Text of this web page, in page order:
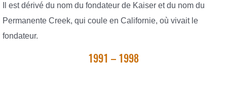
Il est dérivé du nom du fondateur de Kaiser et du nom du
Permanente Creek, qui coule en Californie, où vivait le
fondateur.
1991 – 1998